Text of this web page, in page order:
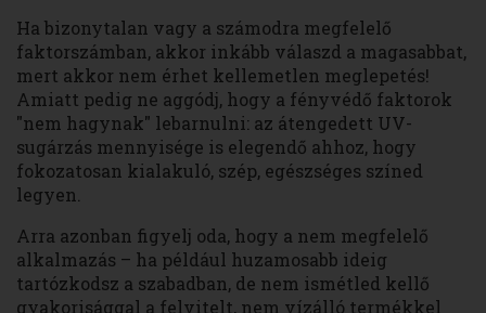
Ha bizonytalan vagy a számodra megfelelő
faktorszámban, akkor inkább válaszd a magasabbat,
mert akkor nem érhet kellemetlen meglepetés!
Amiatt pedig ne aggódj, hogy a fényvédő faktorok
"nem hagynak" lebarnulni: az átengedett UV-
sugárzás mennyisége is elegendő ahhoz, hogy
fokozatosan kialakuló, szép, egészséges színed
legyen.
Arra azonban figyelj oda, hogy a nem megfelelő
alkalmazás – ha például huzamosabb ideig
tartózkodsz a szabadban, de nem ismétled kellő
gyakorisággal a felvitelt, nem vízálló termékkel